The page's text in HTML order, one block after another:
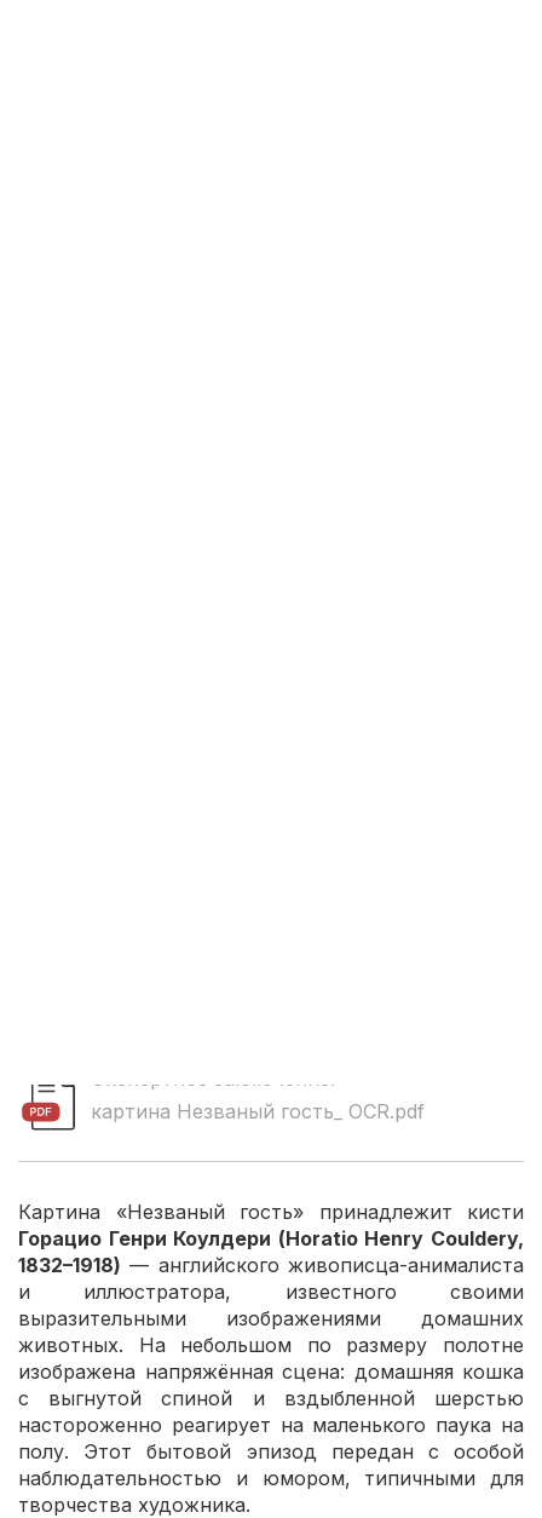
картина Незваный гость_ OCR.pdf
Картина «Незваный гость» принадлежит кисти
Горацио Генри Коулдери (Horatio Henry Couldery,
1832–1918) — английского живописца-анималиста
и иллюстратора, известного своими
выразительными изображениями домашних
животных. На небольшом по размеру полотне
изображена напряжённая сцена: домашняя кошка
с выгнутой спиной и вздыбленной шерстью
настороженно реагирует на маленького паука на
полу. Этот бытовой эпизод передан с особой
наблюдательностью и юмором, типичными для
творчества художника.